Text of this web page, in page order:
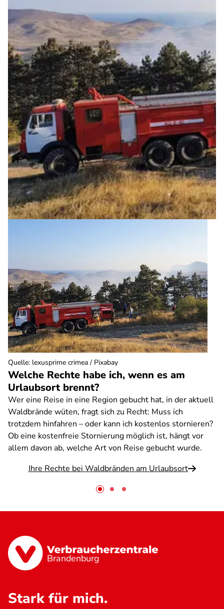
Welche Rechte habe ich, wenn es am
Urlaubsort brennt?
Wer eine Reise in eine Region gebucht hat, in der aktuell
Waldbrände wüten, fragt sich zu Recht: Muss ich
trotzdem hinfahren – oder kann ich kostenlos stornieren?
Ob eine kostenfreie Stornierung möglich ist, hängt vor
allem davon ab, welche Art von Reise gebucht wurde.
Ihre Rechte bei Waldbränden am Urlaubsort
Quelle: lexusprime crimea / Pixabay
Brandenburg
Stark für mich.